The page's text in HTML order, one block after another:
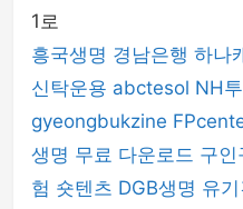
1로
흥국생명 경남은행 하나
신탁운용 abctesol NH
gyeongbukzine
생명 무료 다운로드 구인
험 숏텐츠 DGB생명 유